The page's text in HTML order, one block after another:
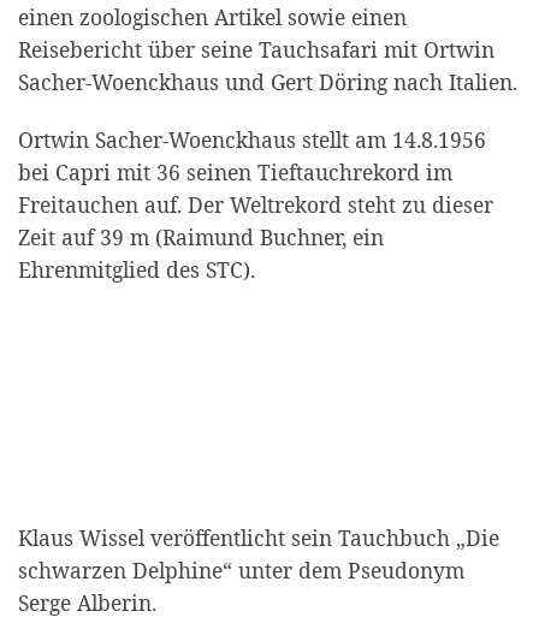
einen zoologischen Artikel sowie einen
Reisebericht über seine Tauchsafari mit Ortwin
Sacher-Woenckhaus und Gert Döring nach Italien.
Ortwin Sacher-Woenckhaus stellt am 14.8.1956
bei Ca­pri mit 36 seinen Tieftauchrekord im
Freitauchen auf. Der Weltrekord steht zu dieser
Zeit auf 39 m (Raimund Buchner, ein
Ehrenmitglied des STC).
Klaus Wissel veröffentlicht sein Tauchbuch „Die
schwarzen Delphine“ unter dem Pseudonym
Serge Alberin.